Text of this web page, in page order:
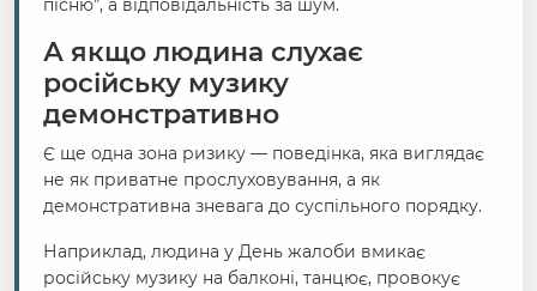
пісню”, а відповідальність за шум.
А якщо людина слухає
російську музику
демонстративно
Є ще одна зона ризику — поведінка, яка виглядає
не як приватне прослуховування, а як
демонстративна зневага до суспільного порядку.
Наприклад, людина у День жалоби вмикає
російську музику на балконі, танцює, провокує